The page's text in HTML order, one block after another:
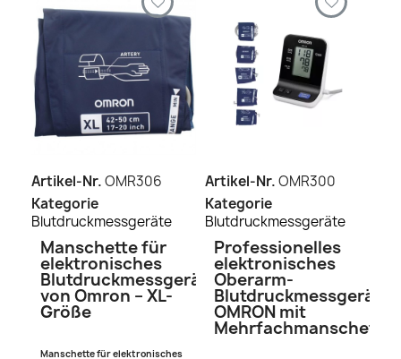
Artikel-Nr.OMR306
Kategorie
Blutdruckmessgeräte
Manschette für
elektronisches
Blutdruckmessgerät
von Omron – XL-
Größe
Manschette für elektronisches
Artikel-Nr.OMR300
Kategorie
Blutdruckmessgeräte
Professionelles
elektronisches
Oberarm-
Blutdruckmessgerät
OMRON mit
Mehrfachmanschette